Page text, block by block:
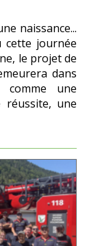
naissance...
cette journée
le projet de
dans
une
réussite, une